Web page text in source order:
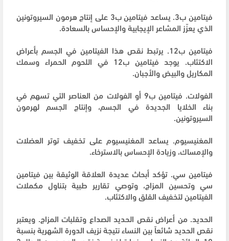
فيتامين ب3. يساعد فيتامين ب3 على إنتاج هرمون السيروتونين
الذي يعزّز المشاعر الإيجابية والإحساس بالسعادة.
فيتامين ب12. يرتبط نقص هذا الفيتامين في الجسم بأعراض
الاكتئاب. يوجد فيتامين ب12 في اللحوم الحمراء وسمك
المكاريل والبيض والأجبان.
الفولات. فيتامين ب9 أو الفولات من العناصر التي تسهم في
بناء الخلايا الجديدة في الجسم، وإنتاج الجسم لهرمون
السيروتونين.
المغنيسيوم. يساعد المغنيسيوم على تخفيف توتر العضلات
والإمساك، وزيادة الإحساس بالاسترخاء.
فيتامين سي. تؤكد أبحاث عديدة العلاقة الوثيقة بين فيتامين
سي وتحسين المزاج، وتوصي تقارير طبية بتناول مكملات
الفيتامين لتخفيف القلق والاكتئاب.
الحديد. من أعراض نقص الحديد الصداع وتقلبات المزاج. ويعتبر
نقص الحديد شائعاً بين النساء نتيجة نزيف الدورة الشهرية بنسبة